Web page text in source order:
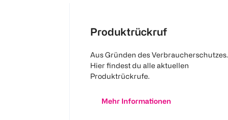
Produktrückruf
Aus Gründen des Verbraucherschutzes.
Hier findest du alle aktuellen
Produktrückrufe.
Mehr Informationen